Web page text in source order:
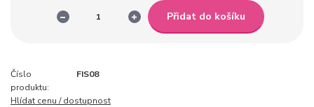
Přidat do košíku
Číslo
produktu:
FIS08
Hlídat cenu / dostupnost